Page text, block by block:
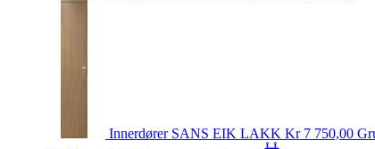
Innerdører SANS EIK LAKK Kr 7 750,00